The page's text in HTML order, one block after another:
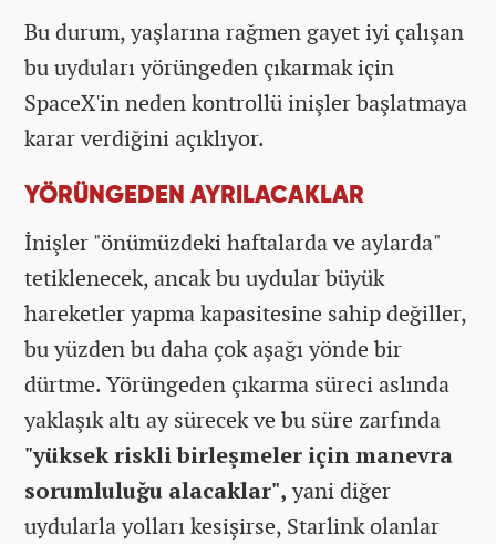
Bu durum, yaşlarına rağmen gayet iyi çalışan
bu uyduları yörüngeden çıkarmak için
SpaceX'in neden kontrollü inişler başlatmaya
karar verdiğini açıklıyor.
YÖRÜNGEDEN AYRILACAKLAR
İnişler "önümüzdeki haftalarda ve aylarda"
tetiklenecek, ancak bu uydular büyük
hareketler yapma kapasitesine sahip değiller,
bu yüzden bu daha çok aşağı yönde bir
dürtme. Yörüngeden çıkarma süreci aslında
yaklaşık altı ay sürecek ve bu süre zarfında
"yüksek riskli birleşmeler için manevra
sorumluluğu alacaklar",yani diğer
uydularla yolları kesişirse, Starlink olanlar